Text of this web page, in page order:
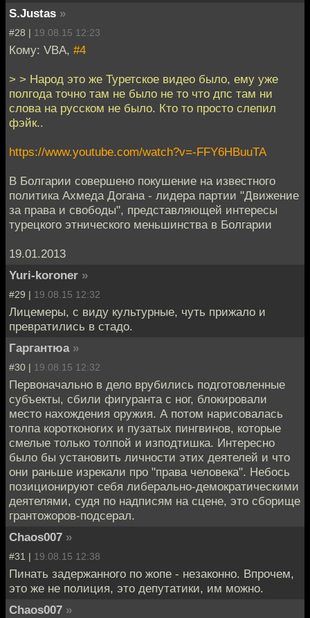
S.Justas »
#28 | 19.08.15 12:23
Кому: VBA, #4
> > Народ это же Туретское видео было, ему уже
полгода точно там не было не то что дпс там ни
слова на русском не было. Кто то просто слепил
фэйк..
https://www.youtube.com/watch?v=-FFY6HBuuTA
В Болгарии совершено покушение на известного
политика Ахмеда Догана - лидера партии "Движение
за права и свободы", представляющей интересы
турецкого этнического меньшинства в Болгарии
19.01.2013
Yuri-koroner »
#29 | 19.08.15 12:32
Лицемеры, с виду культурные, чуть прижало и
превратились в стадо.
Гаргантюа »
#30 | 19.08.15 12:32
Первоначально в дело врубились подготовленные
субъекты, сбили фигуранта с ног, блокировали
место нахождения оружия. А потом нарисовалась
толпа коротконогих и пузатых пингвинов, которые
смелые только толпой и изподтишка. Интересно
было бы установить личности этих деятелей и что
они раньше изрекали про "права человека". Небось
позиционируют себя либерально-демократическими
деятелями, судя по надписям на сцене, это сборище
грантожоров-подсерал.
Chaos007 »
#31 | 19.08.15 12:38
Пинать задержанного по жопе - незаконно. Впрочем,
это же не полиция, это депутатики, им можно.
Chaos007 »